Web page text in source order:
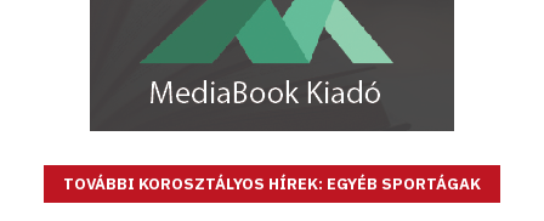
TOVÁBBI KOROSZTÁLYOS HÍREK: EGYÉB SPORTÁGAK